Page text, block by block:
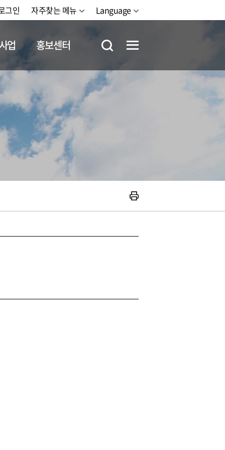
그인 자주찾는 메뉴 Language
업 홍보센터